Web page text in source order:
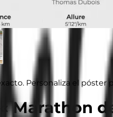
Personaliza el póster
Marathon